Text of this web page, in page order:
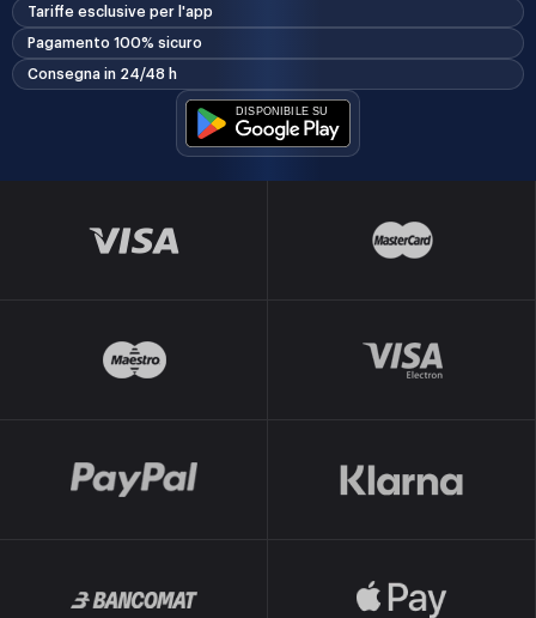
Tariffe esclusive per l'app
Pagamento 100% sicuro
Consegna in 24/48 h